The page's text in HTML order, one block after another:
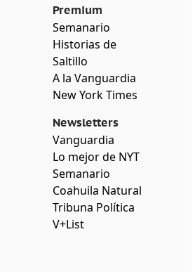
Premium
Semanario
Historias de
Saltillo
A la Vanguardia
New York Times
Newsletters
Vanguardia
Lo mejor de NYT
Semanario
Coahuila Natural
Tribuna Política
V+List